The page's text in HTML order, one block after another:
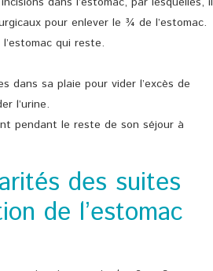
pour enlever le ¾ de l’estomac.
qui reste.
sa plaie pour vider l’excès de
l’urine.
pendant le reste de son séjour à
des suites
de l’estomac